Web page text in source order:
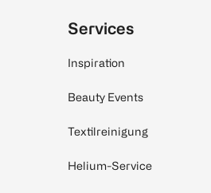
Services
Inspiration
Beauty Events
Textilreinigung
Helium-Service